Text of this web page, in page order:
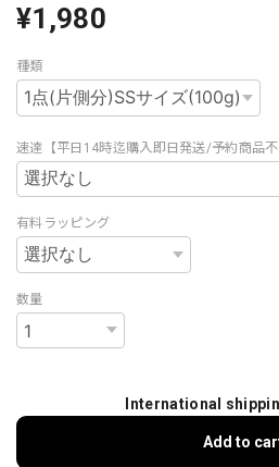
¥1,980
種類
速達【平日14時迄購入即日発送/予約商品不
有料ラッピング
数量
International
Add to